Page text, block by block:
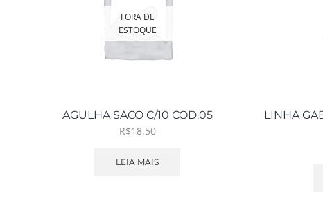
FORA DE
ESTOQUE
AGULHA SACO C/10 COD.05
R$18,50
LEIA MAIS
LINHA